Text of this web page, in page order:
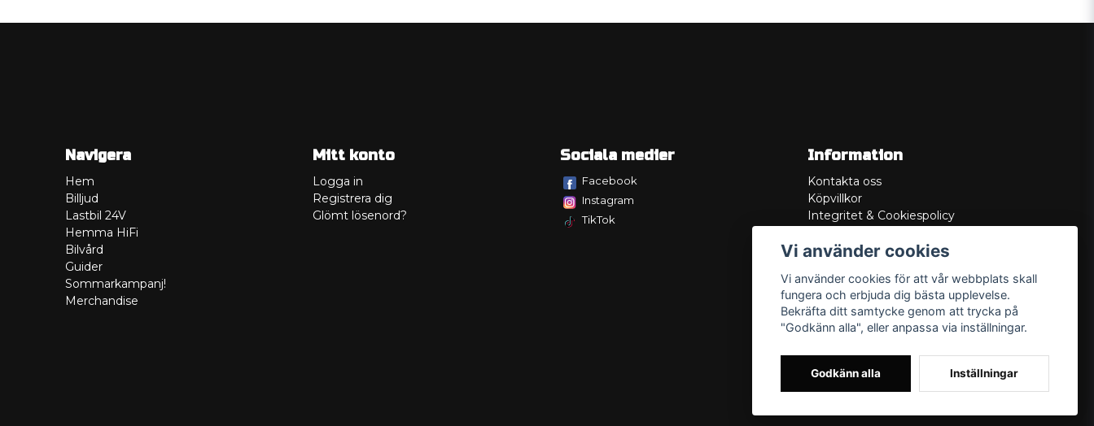
Navigera
Hem
Billjud
Lastbil 24V
Hemma HiFi
Bilvård
Guider
Sommarkampanj!
Merchandise
Mitt konto
Logga in
Registrera dig
Glömt lösenord?
Sociala medier
Facebook
Instagram
TikTok
Information
Kontakta oss
Köpvillkor
Integritet & Cookiespolicy
Service/Garanti
Lådritning
Om oss
Vi använder cookies
Vi använder cookies för att vår webbplats skall
fungera och erbjuda dig bästa upplevelse.
Bekräfta ditt samtycke genom att trycka på
"Godkänn alla", eller anpassa via inställningar.
Godkänn alla Inställningar